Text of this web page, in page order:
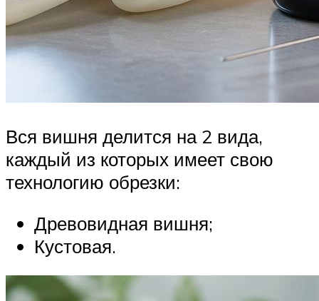
Вся вишня делится на 2 вида,
каждый из которых имеет свою
технологию обрезки:
Древовидная вишня;
Кустовая.